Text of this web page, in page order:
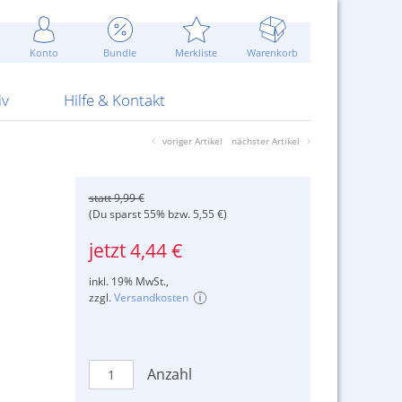
Konto Bundle Merkliste Warenkorb
Attrappen Blitzschnell...
Sommerpreise u.v.m.
ARS Pirotecnia
Hilfe & Kontakt
Kontaktformular
AGB
voriger Artikel nächster Artikel
statt 9,99 €
(Du sparst 55% bzw. 5,55 €)
jetzt 4,44 €
inkl. 19% MwSt.,
zzgl.Versandkosten
Anzahl